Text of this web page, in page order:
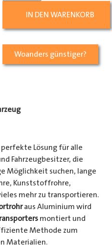
IN DEN WARENKORB
Woanders günstiger?
Lösung für alle
Fahrzeugbesitzer, die
Möglichkeit suchen, lange
Kunststoffrohre,
mehr zu transportieren.
aus Aluminium wird
montiert und
Methode zum
Materialien.